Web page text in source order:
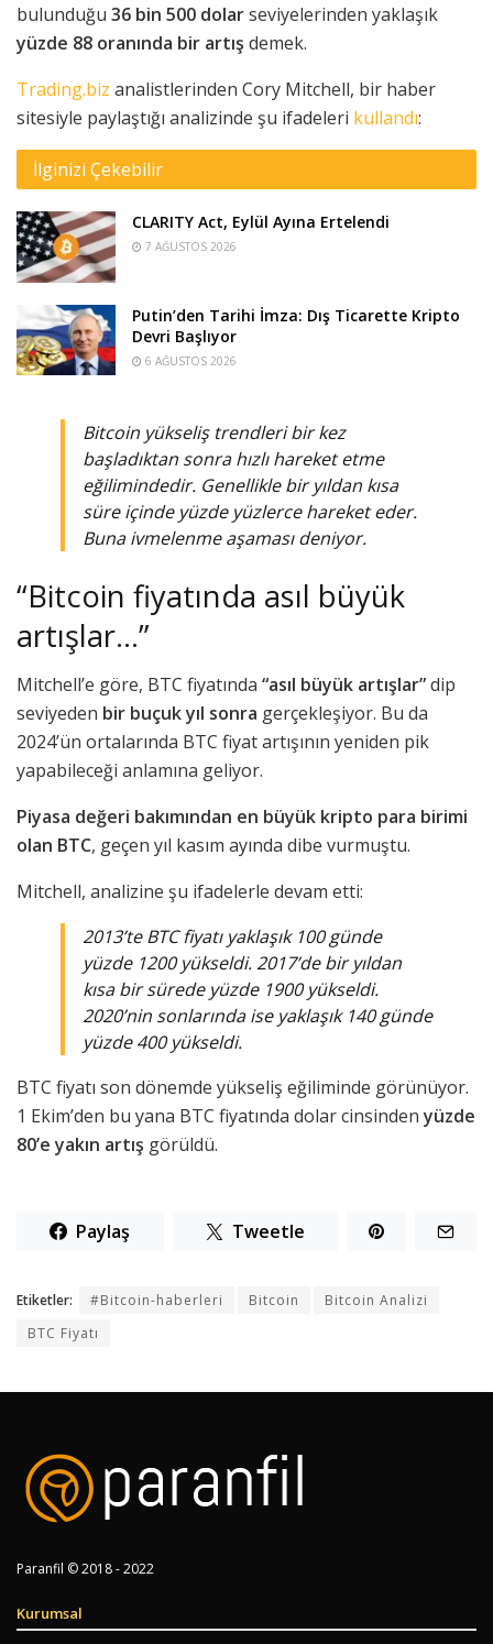
bulunduğu 36 bin 500 dolarseviyelerinden yaklaşık
yüzde 88 oranında bir artış demek.
Trading.biz analistlerinden Cory Mitchell, bir haber
sitesiyle paylaştığı analizinde şu ifadeleri kullandı:
İlginizi Çekebilir
CLARITY Act, Eylül Ayına Ertelendi
7 AĞUSTOS 2026
Putin’den Tarihi İmza: Dış Ticarette Kripto
Devri Başlıyor
6 AĞUSTOS 2026
Bitcoin yükseliş trendleri bir kez
başladıktan sonra hızlı hareket etme
eğilimindedir. Genellikle bir yıldan kısa
süre içinde yüzde yüzlerce hareket eder.
Buna ivmelenme aşaması deniyor.
“Bitcoin fiyatında asıl büyük
artışlar…”
Mitchell’e göre, BTC fiyatında “asıl büyük artışlar”dip
seviyeden bir buçuk yıl sonra gerçekleşiyor. Bu da
2024’ün ortalarında BTC fiyat artışının yeniden pik
yapabileceği anlamına geliyor.
Piyasa değeri bakımından en büyük kripto para birimi
olan BTC, geçen yıl kasım ayında dibe vurmuştu.
Mitchell, analizine şu ifadelerle devam etti:
2013’te BTC fiyatı yaklaşık 100 günde
yüzde 1200 yükseldi. 2017’de bir yıldan
kısa bir sürede yüzde 1900 yükseldi.
2020’nin sonlarında ise yaklaşık 140 günde
yüzde 400 yükseldi.
BTC fiyatı son dönemde yükseliş eğiliminde görünüyor.
1 Ekim’den bu yana BTC fiyatında dolar cinsindenyüzde
80’e yakın artış görüldü.
Paylaş Tweetle
Etiketler: #Bitcoin-haberleri Bitcoin
Bitcoin Analizi
BTC Fiyatı
Paranfil © 2018 - 2022
Kurumsal